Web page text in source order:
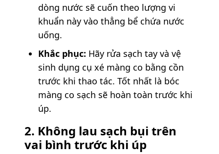
dòng nước sẽ cuốn theo lượng vi
khuẩn này vào thẳng bể chứa nước
uống.
Khắc phục: Hãy rửa sạch tay và vệ
sinh dụng cụ xé màng co bằng cồn
trước khi thao tác. Tốt nhất là bóc
màng co sạch sẽ hoàn toàn trước khi
úp.
2. Không lau sạch bụi trên
vai bình trước khi úp